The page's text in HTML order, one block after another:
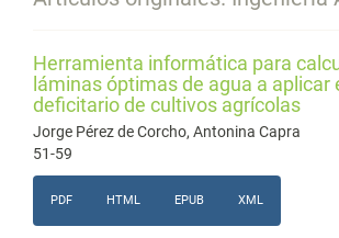
Herramienta informática para
láminas óptimas de agua a aplicar
deficitario de cultivos agrícolas
Jorge Pérez de Corcho, Antonina Capra
51-59
PDF HTML EPUB XML